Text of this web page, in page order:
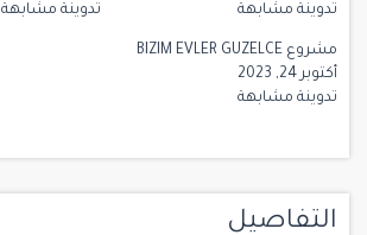
تدوينة مشابهة
تدوينة مشابهة
مشروع BIZIM EVLER GUZELCE
أكتوبر 24, 2023
تدوينة مشابهة
التفاصيل